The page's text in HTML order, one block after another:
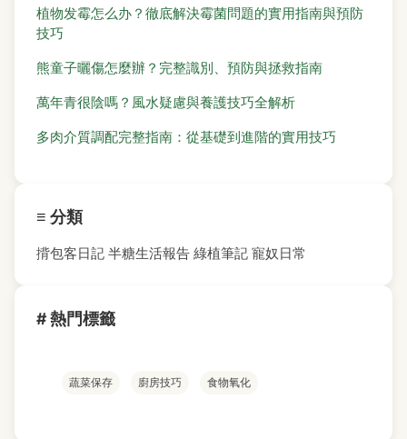
植物发霉怎么办？徹底解決霉菌問題的實用指南與預防
技巧
熊童子曬傷怎麼辦？完整識別、預防與拯救指南
萬年青很陰嗎？風水疑慮與養護技巧全解析
多肉介質調配完整指南：從基礎到進階的實用技巧
≡ 分類
揹包客日記 半糖生活報告 綠植筆記 寵奴日常
# 熱門標籤
蔬菜保存 廚房技巧 食物氧化